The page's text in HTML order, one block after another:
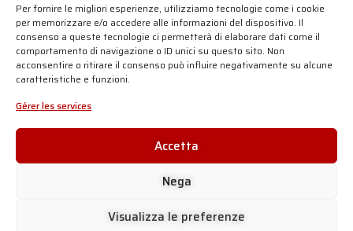
Per fornire le migliori esperienze, utilizziamo tecnologie come i cookie
per memorizzare e/o accedere alle informazioni del dispositivo. Il
consenso a queste tecnologie ci permetterà di elaborare dati come il
comportamento di navigazione o ID unici su questo sito. Non
acconsentire o ritirare il consenso può influire negativamente su alcune
caratteristiche e funzioni.
Gérer les services
Accetta
Nega
Visualizza le preferenze
SC-PROJECT WORLD
Silencieux
Entreprise
Motorsport
News
INFORMATIONS &
ASSISTANCE
Distributeurs officiels
Espace Revendeurs
Politique de cookies
ADVANCED GROUP S.R.L.
20081 Cassinetta di Lugagnano
(MI) Italie
Téléphone: +39 02 94 22 313
P. IVA: IT05553060962